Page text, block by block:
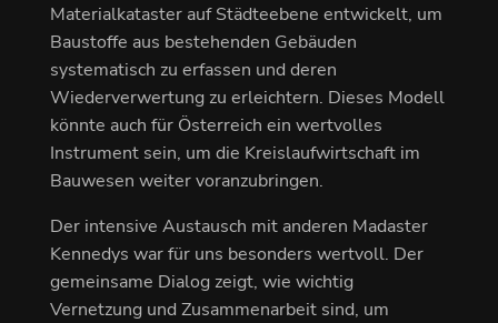
Materialkataster auf Städteebene entwickelt, um
Baustoffe aus bestehenden Gebäuden
systematisch zu erfassen und deren
Wiederverwertung zu erleichtern. Dieses Modell
könnte auch für Österreich ein wertvolles
Instrument sein, um die Kreislaufwirtschaft im
Bauwesen weiter voranzubringen.
Der intensive Austausch mit anderen Madaster
Kennedys war für uns besonders wertvoll. Der
gemeinsame Dialog zeigt, wie wichtig
Vernetzung und Zusammenarbeit sind, um